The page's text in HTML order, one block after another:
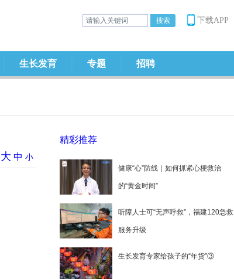
下载APP
生长发育 专题 招聘
大 中 小
精彩推荐
健康“心”防线｜如何抓紧心梗救治
的“黄金时间”
听障人士可“无声呼救”，福建120急救
服务升级
生长发育专家给孩子的“年货”③